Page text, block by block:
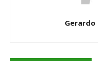
Gerardo